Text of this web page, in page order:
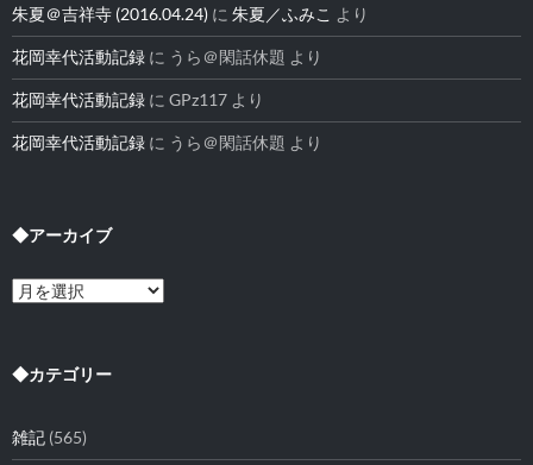
朱夏＠吉祥寺 (2016.04.24) に 朱夏／ふみこ より
花岡幸代活動記録 に うら＠閑話休題 より
花岡幸代活動記録 に GPz117 より
花岡幸代活動記録 に うら＠閑話休題 より
◆アーカイブ
◆
ア
イ
◆カテゴリー
雑記 (565)